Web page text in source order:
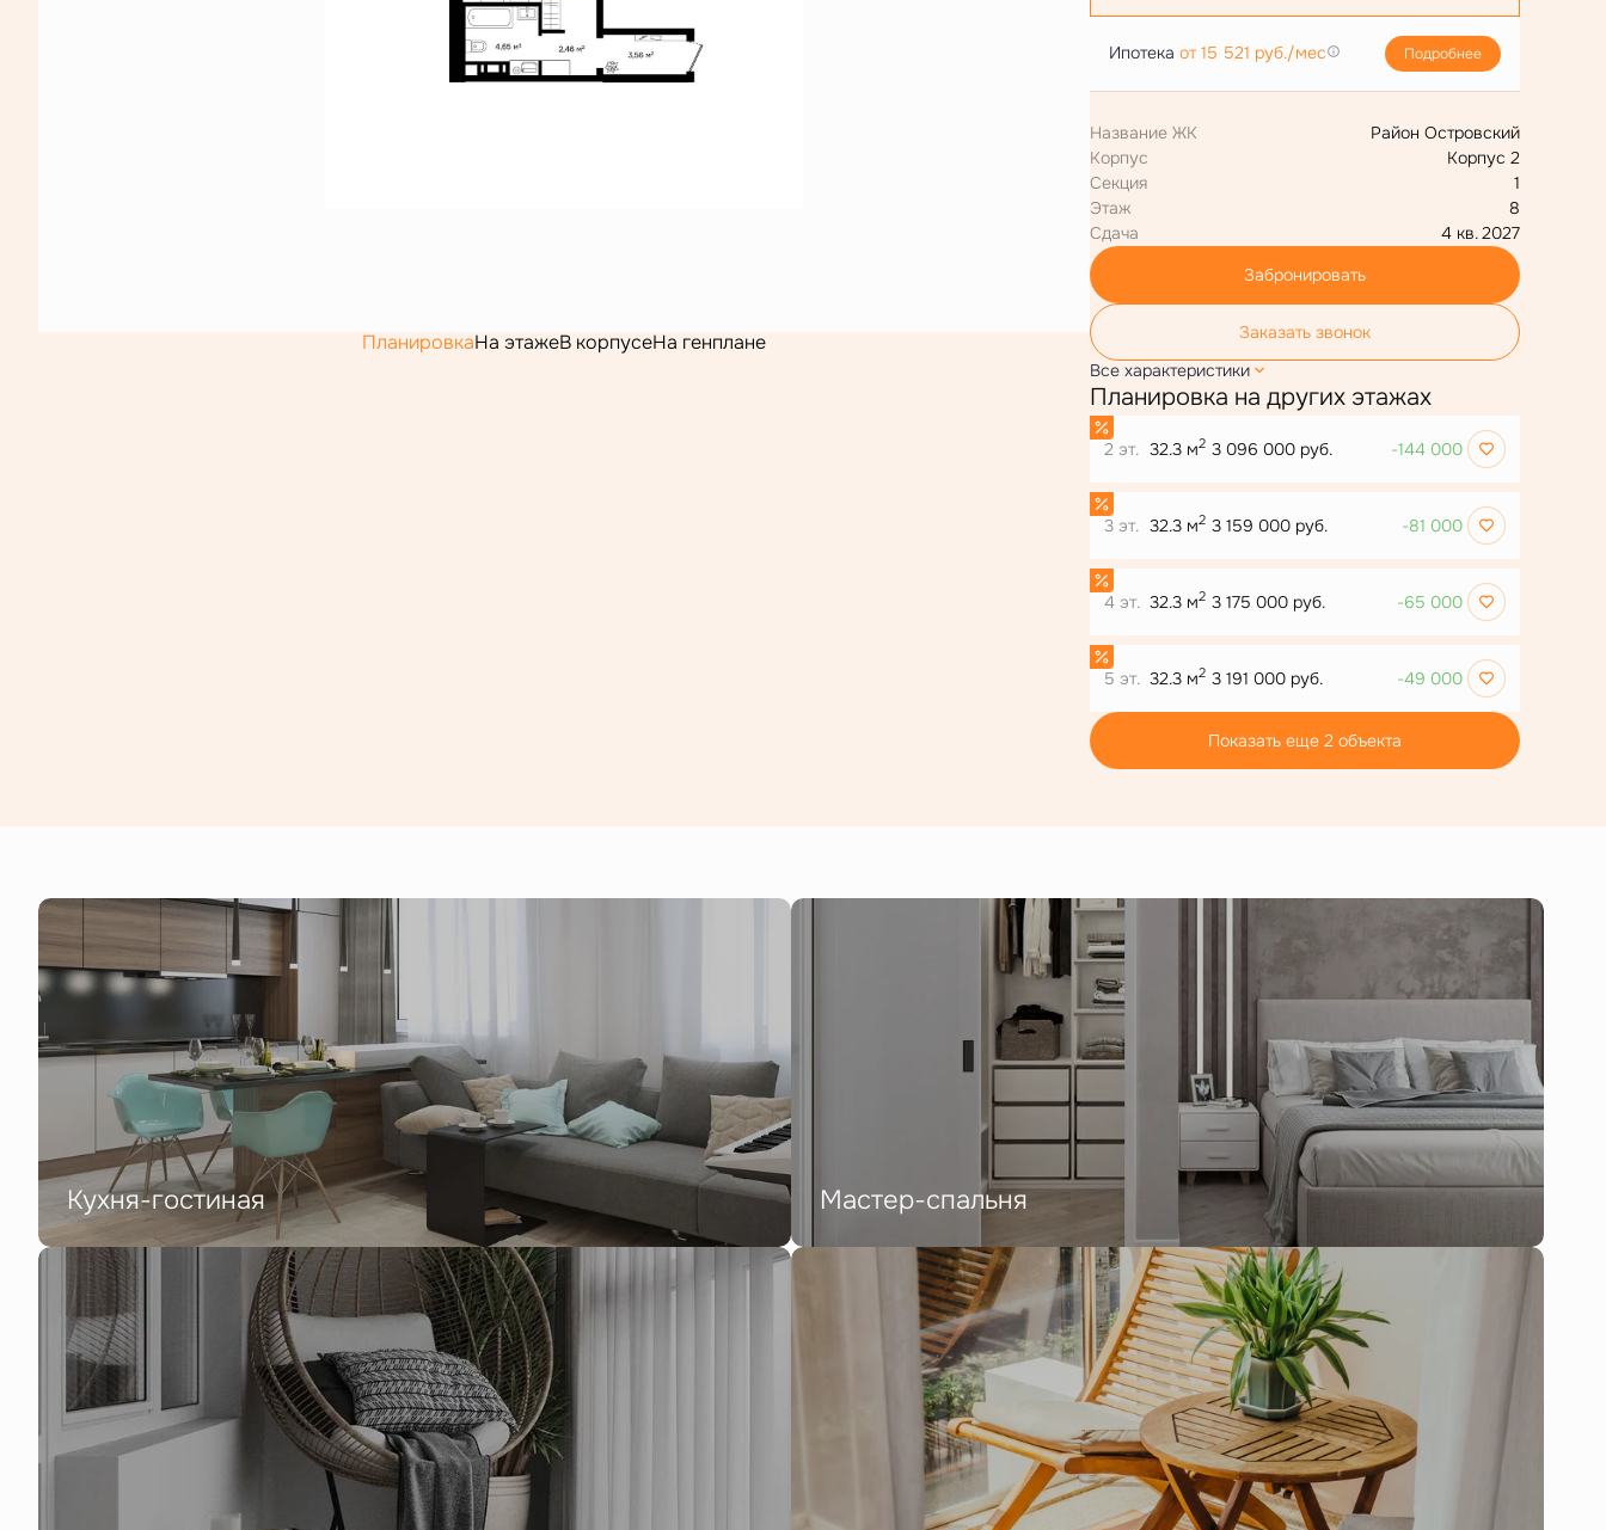
ПланировкаНа этажеВ корпусеНа генплане
Ипотека от 15 521 руб./мес Подробнее
Название ЖК
Район Островский
Корпус
Корпус 2
Секция
1
Этаж
8
Сдача
4 кв. 2027
Забронировать
Заказать звонок
Все характеристики
Планировка на других этажах
2 эт. 32.3 м2 3 096 000 руб. -144 000
3 эт. 32.3 м2 3 159 000 руб. -81 000
4 эт. 32.3 м2 3 175 000 руб. -65 000
5 эт. 32.3 м2 3 191 000 руб. -49 000
Показать еще 2 объектa
Кухня-гостиная Мастер-спальня